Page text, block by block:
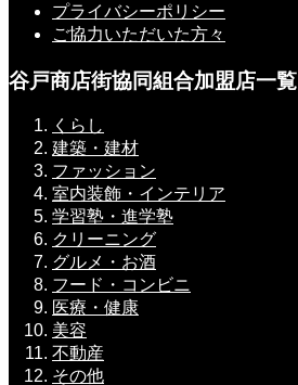
プライバシーポリシー
ご協力いただいた方々
谷戸商店街協同組合加盟店一覧
くらし
建築・建材
ファッション
室内装飾・インテリア
学習塾・進学塾
クリーニング
グルメ・お酒
フード・コンビニ
医療・健康
美容
不動産
その他